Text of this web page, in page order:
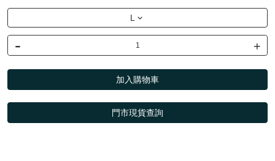
L
- +
加入購物車
門市現貨查詢